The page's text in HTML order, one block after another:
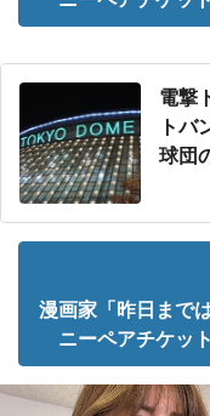
電撃
トバ
球団
漫画家「昨日まで
ニーペアチケッ